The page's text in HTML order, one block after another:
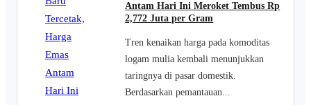
Antam Hari Ini Meroket Tembus Rp
2,772 Juta per Gram
Tren kenaikan harga pada komoditas
logam mulia kembali menunjukkan
taringnya di pasar domestik.
Berdasarkan pemantauan...